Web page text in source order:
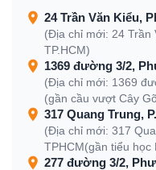
24 Trần Văn Kiểu,
(Địa chỉ mới: 24 Trần
TP.HCM)
1369 đường 3/2,
(Địa chỉ mới: 1369
(gần cầu vượt Cây
317 Quang Trung,
(Địa chỉ mới: 317
TPHCM(gần tiểu học
277 đường 3/2,